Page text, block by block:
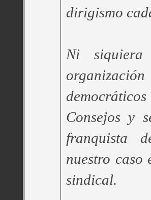
dirigismo
Ni
Consejos y
franquista
nuestro caso
sindical.